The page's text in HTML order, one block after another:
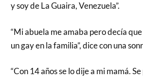
y soy de La Guaira, Venezuela”.
“Mi abuela me amaba pero decía
un gay en la familia”, dice con una
“Con 14 años se lo dije a mi mamá.